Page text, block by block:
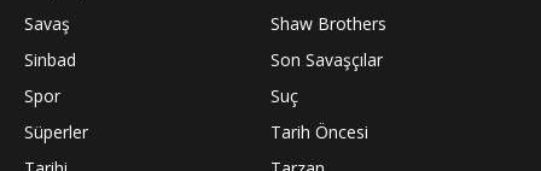
Savaş
Shaw Brothers
Sinbad
Son Savaşçılar
Spor
Suç
Süperler
Tarih Öncesi